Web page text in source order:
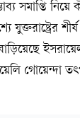
সমাপ্তি
গোয়েন্দা